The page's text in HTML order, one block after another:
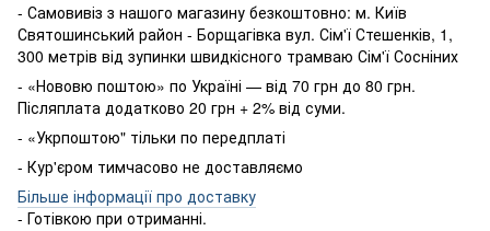
- Самовивіз з нашого магазину безкоштовно: м. Київ
Святошинський район - Борщагівка вул. Сім'ї Стешенків, 1,
300 метрів від зупинки швидкісного трамваю Сім'ї Сосніних
- «Нововю поштою» по Україні — від 70 грн до 80 грн.
Післяплата додатково 20 грн + 2% від суми.
- «Укрпоштою" тільки по передплаті
- Кур'єром тимчасово не доставляємо
Більше інформації про доставку
- Готівкою при отриманні.